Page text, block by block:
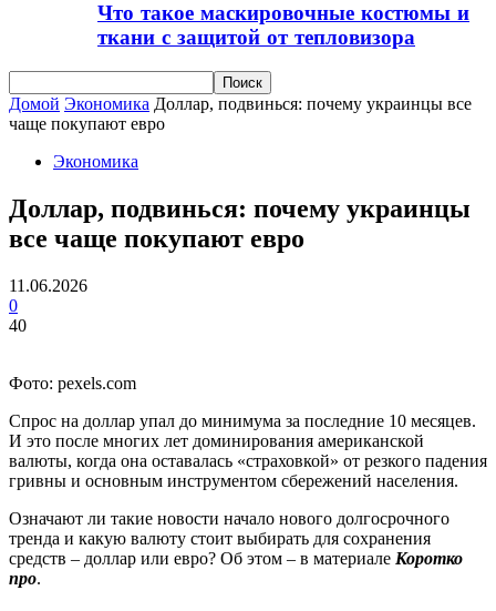
Что такое маскировочные костюмы и
ткани с защитой от тепловизора
Домой Экономика Доллар, подвинься: почему украинцы все
чаще покупают евро
Экономика
Доллар, подвинься: почему украинцы
все чаще покупают евро
11.06.2026
0
40
Фото: pexels.com
Спрос на доллар упал до минимума за последние 10 месяцев.
И это после многих лет доминирования американской
валюты, когда она оставалась «страховкой» от резкого падения
гривны и основным инструментом сбережений населения.
Означают ли такие новости начало нового долгосрочного
тренда и какую валюту стоит выбирать для сохранения
средств – доллар или евро? Об этом – в материале Коротко
про.